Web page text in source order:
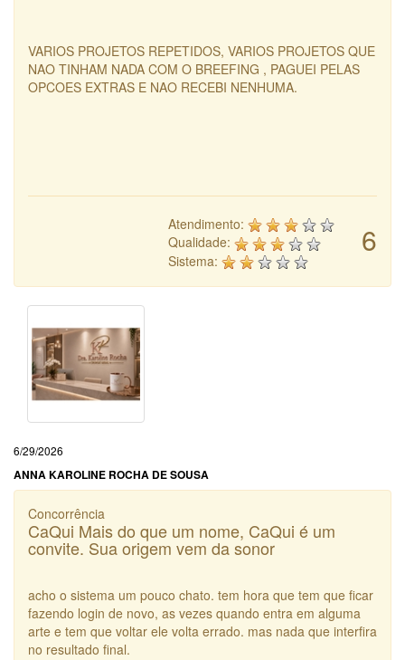
VARIOS PROJETOS REPETIDOS, VARIOS PROJETOS QUE
NAO TINHAM NADA COM O BREEFING , PAGUEI PELAS
OPCOES EXTRAS E NAO RECEBI NENHUMA.
6
Atendimento:
Qualidade:
Sistema:
6/29/2026
ANNA KAROLINE ROCHA DE SOUSA
Concorrência
CaQui Mais do que um nome, CaQui é um
convite. Sua origem vem da sonor
acho o sistema um pouco chato. tem hora que tem que ficar
fazendo login de novo, as vezes quando entra em alguma
arte e tem que voltar ele volta errado. mas nada que interfira
no resultado final.